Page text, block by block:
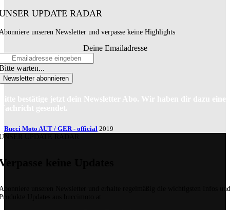
UPDATE RADAR
unseren Newsletter und verpasse keine Highlights
Deine Emailadresse
warten...
Newsletter abonnieren
bestätige jetzt dein Newsletter Abo. Wir haben dir dazu eine
gesendet.
Bucci Moto AUT / GER - official 2019
UPDATE RADAR
keine Updates
unseren Newsletter und erhalte regelmäßig die wichtigsten Infos und
Updates aus buccimoto.at.